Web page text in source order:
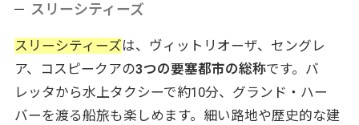
スリーシティーズ
スリーシティーズは、ヴィットリオーザ、セングレ
ア、コスピークアの3つの要塞都市の総称です。バ
レッタから水上タクシーで約10分、グランド・ハー
バーを渡る船旅も楽しめます。細い路地や歴史的な建